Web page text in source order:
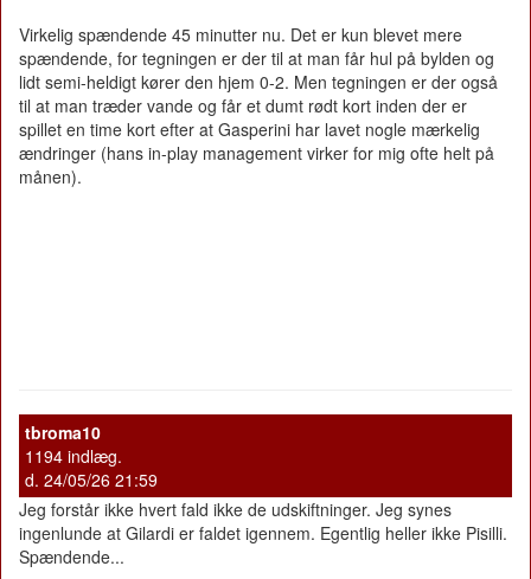
Virkelig spændende 45 minutter nu. Det er kun blevet mere
spændende, for tegningen er der til at man får hul på bylden og
lidt semi-heldigt kører den hjem 0-2. Men tegningen er der også
til at man træder vande og får et dumt rødt kort inden der er
spillet en time kort efter at Gasperini har lavet nogle mærkelig
ændringer (hans in-play management virker for mig ofte helt på
månen).
tbroma10
1194 indlæg.
d. 24/05/26 21:59
Jeg forstår ikke hvert fald ikke de udskiftninger. Jeg synes
ingenlunde at Gilardi er faldet igennem. Egentlig heller ikke Pisilli.
Spændende...